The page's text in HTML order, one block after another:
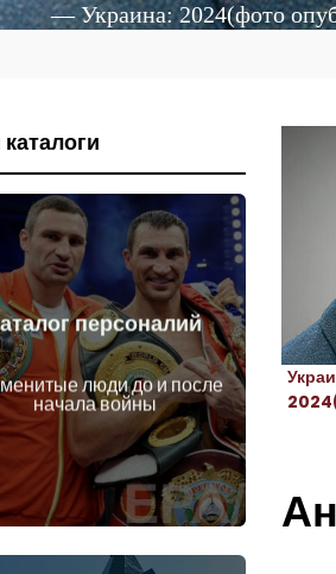
— Украина: 2024(фото
персоналий
люди до и после
начала войны
до и после начала
войны
Перейти